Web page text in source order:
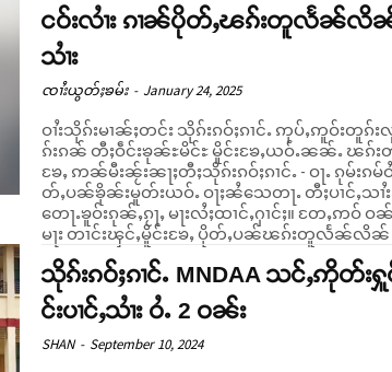
ငဝ်းလၢႆး ၵၢၼ်ပိုတ်ႇၽၵ်းတူလႅၼ်လိၼ်
သၢႆး
ၸၢႆးယွတ်ႈၶမ်း - January 24, 2025
ဝၢႆးသိုၵ်းမၢၼ်ႈတင်း သိုၵ်းၵဝ်ႈၵၢင်ႉ ဢုပ်ႇဢူဝ်းတူ
ၵ်းၵၼ် တီႈဝဵင်းၶုၼ်ႊမိင်ႊ မိူင်းၶႄႇယဝ်ႉၼၼ်ႉ
ၶႄႇ ဢၼ်မီးၼႂ်းၼႃႈတီႈသိုၵ်းၵဝ်ႈၵၢင်ႉ - ဝႃႉ ၵုမ်းၵ
တ်ႇပၼ်ၶိုၼ်းမူတ်းယဝ်ႉ ဝႃႈၼႆသေတႃႉ တီႈပၢင်ႇသၢႆ
တေႃႉၶူဝ်းၵုၼ်ႇၵႂႃႇ မႃးလႆႈထၢင်ႇႁၢင်ႈ။ တႄႇဢဝ် ဝၼ်းတီႈ 20/01/2025 ၼႆႉ
မႃး တၢင်းၾင်ႇမိူင်းၶႄႇ ပိုတ်ႇပၼ်ၽၵ်းတူလႅၼ်လိၼ်
သိုၵ်းၵဝ်ႈၵၢင်ႉ MNDAA သင်ႇဢိုတ်း
င်းပၢင်ႇသၢႆး ဝႆႉ 2 ဝၼ်း
SHAN - September 10, 2024